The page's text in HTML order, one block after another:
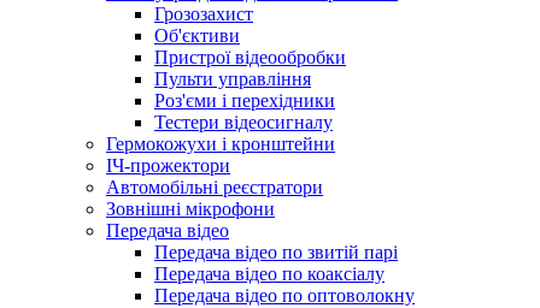
Грозозахист
Об'єктиви
Пристрої відеообробки
Пульти управління
Роз'єми і перехідники
Тестери відеосигналу
Гермокожухи і кронштейни
ІЧ-прожектори
Автомобільні реєстратори
Зовнішні мікрофони
Передача відео
Передача відео по звитій парі
Передача відео по коаксіалу
Передача відео по оптоволокну